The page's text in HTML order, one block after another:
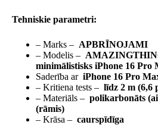
Tehniskie parametri:
– Marks – APBRĪNOJAMI
– Modelis –
minimālistisks iPhone 16 Pro
Saderība ar iPhone 16 Pro
– Kritiena tests – līdz 2 m (6,6
– Materiāls – polikarbonāts
(rāmis)
– Krāsa – caurspīdīga